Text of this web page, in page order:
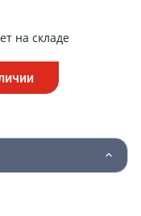
на складе